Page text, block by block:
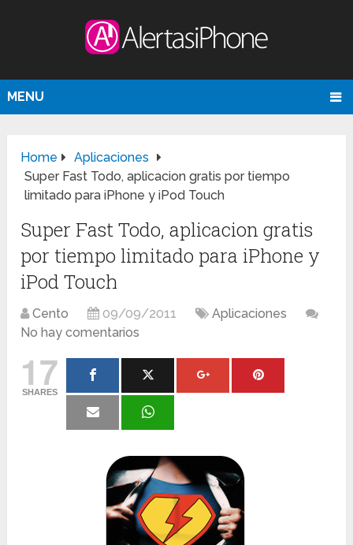
MENU
Home
Aplicaciones
Super Fast Todo, aplicacion gratis por tiempo
limitado para iPhone y iPod Touch
Super Fast Todo, aplicacion gratis
por tiempo limitado para iPhone y
iPod Touch
Cento 09/09/2011
Aplicaciones
No hay comentarios
17
SHARES